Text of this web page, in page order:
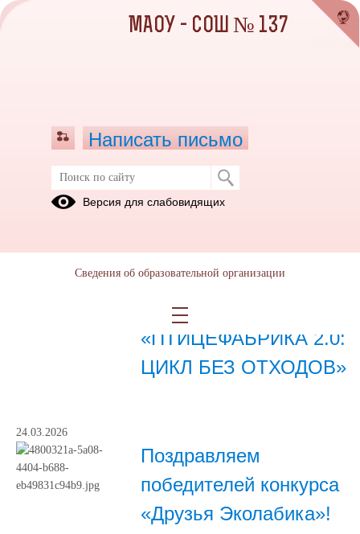
Март 2026
СТАРТ КЕЙСА
«ПТИЦЕФАБРИКА 2.0:
ЦИКЛ БЕЗ ОТХОДОВ»
24.03.2026
Поздравляем
победителей конкурса
«Друзья Эколабика»!
МАОУ - СОШ № 137
Написать письмо
Версия для слабовидящих
Сведения об образовательной организации